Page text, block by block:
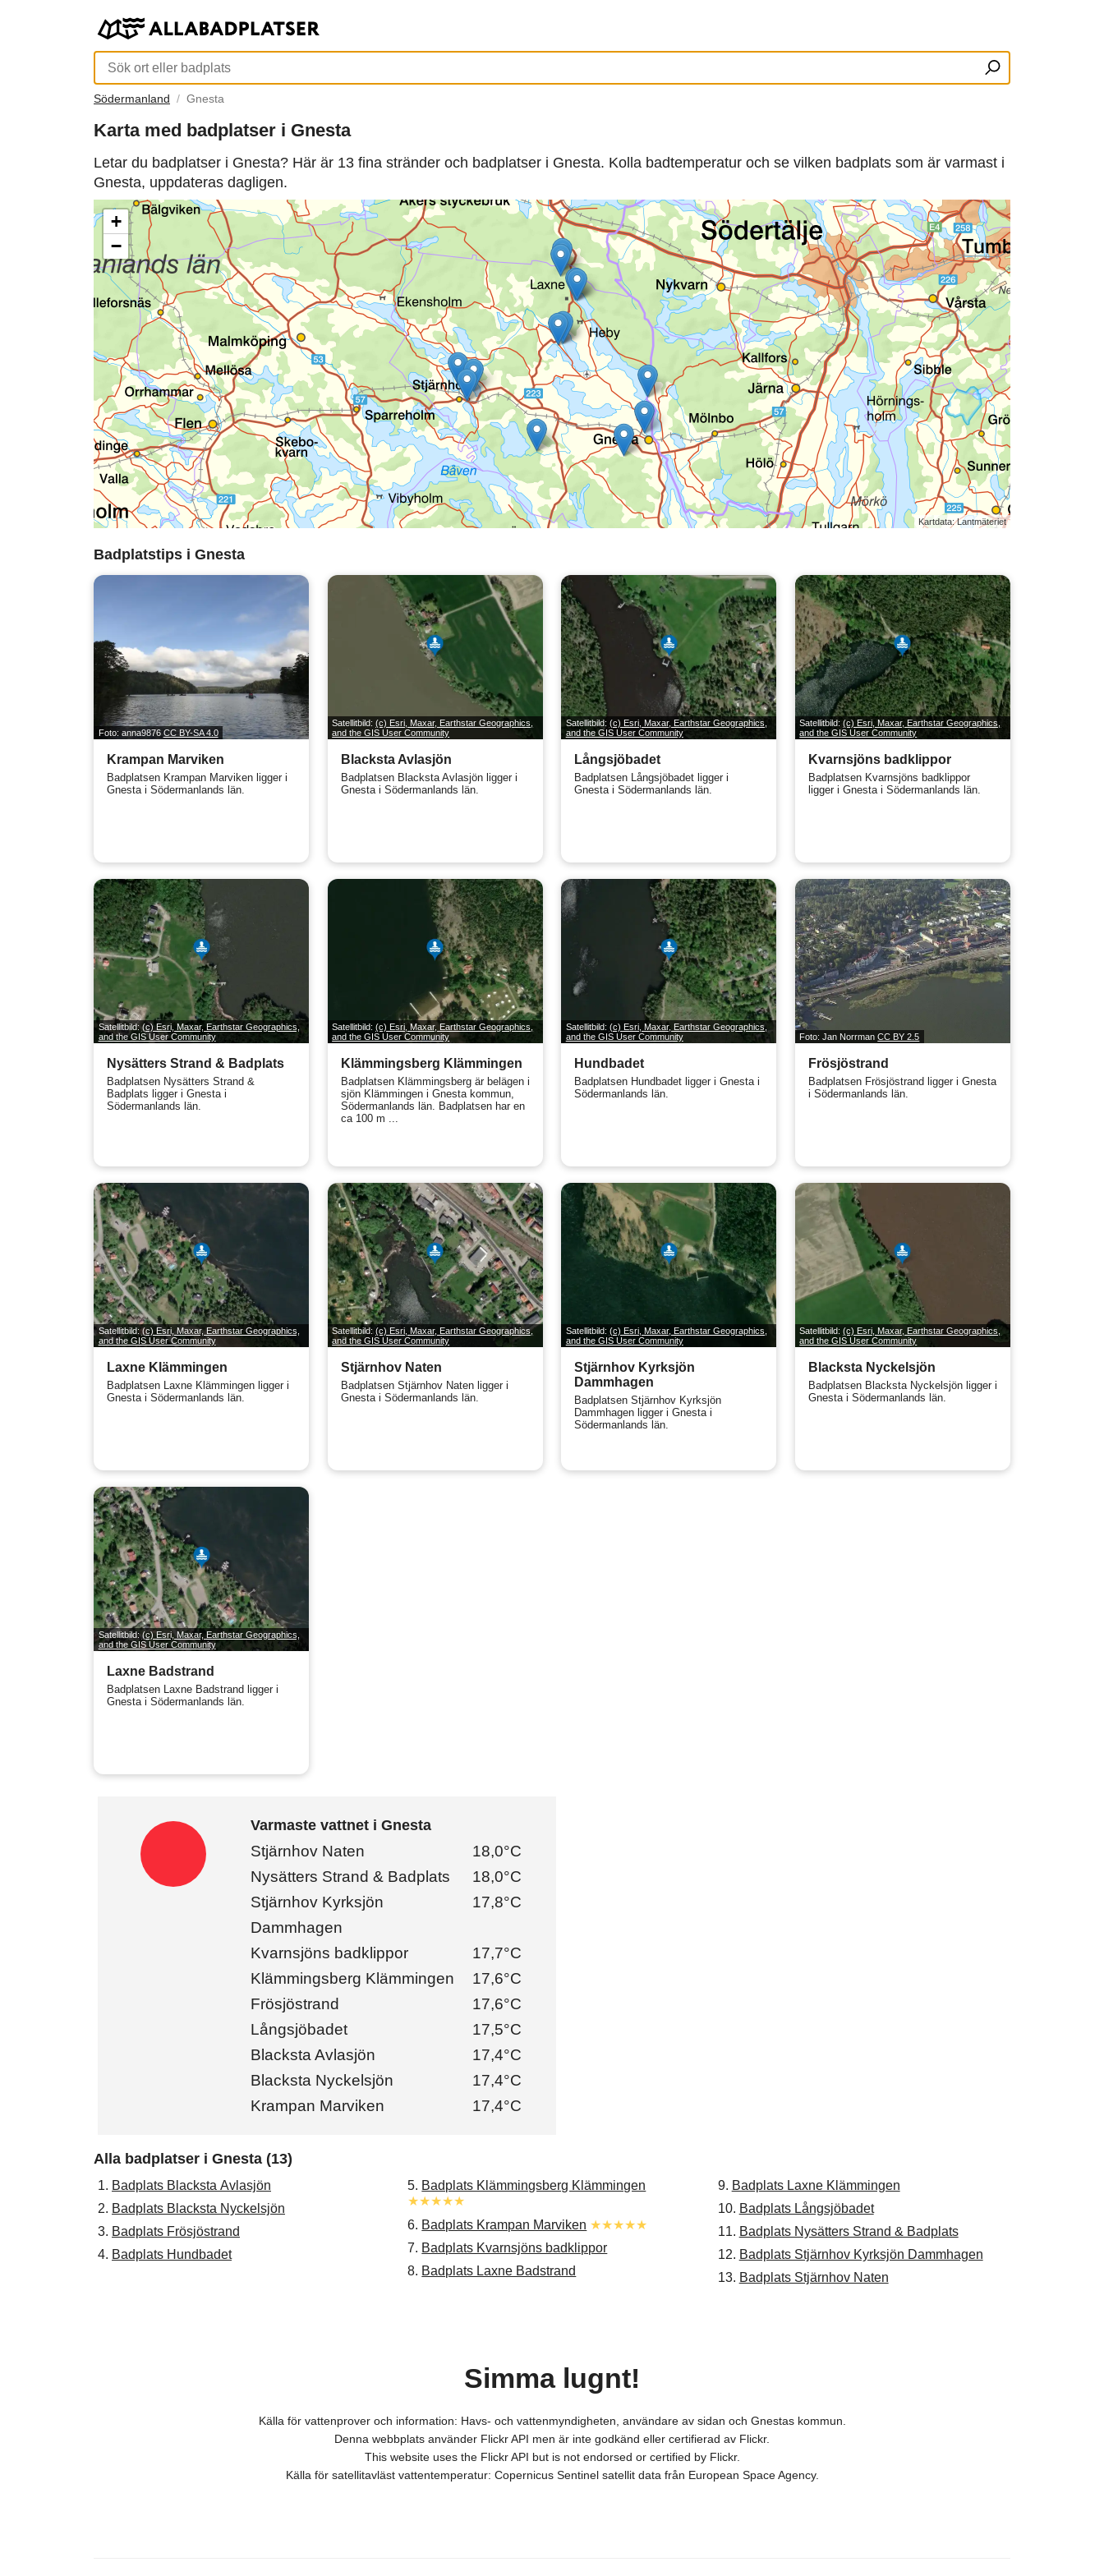
Södermanland Gnesta
Karta med badplatser i Gnesta
Letar du badplatser i Gnesta? Här är 13 fina stränder och badplatser i Gnesta. Kolla badtemperatur och se vilken badplats som är varmast i
Gnesta, uppdateras dagligen.
+
−
Kartdata: Lantmäteriet
Badplatstips i Gnesta
Foto: anna9876 CC BY-SA 4.0
Krampan Marviken
Badplatsen Krampan Marviken ligger i
Gnesta i Södermanlands län.
Satellitbild:(c) Esri, Maxar, Earthstar Geographics,
and the GIS User Community
Blacksta Avlasjön
Badplatsen Blacksta Avlasjön ligger i
Gnesta i Södermanlands län.
Satellitbild: (c) Esri, Maxar, Earthstar Geographics,
and the GIS User Community
Långsjöbadet
Badplatsen Långsjöbadet ligger i
Gnesta i Södermanlands län.
Satellitbild:(c) Esri, Maxar, Earthstar Geographics,
and the GIS User Community
Kvarnsjöns badklippor
Badplatsen Kvarnsjöns badklippor
ligger i Gnesta i Södermanlands län.
Satellitbild:(c) Esri, Maxar, Earthstar Geographics,
and the GIS User Community
Nysätters Strand & Badplats
Badplatsen Nysätters Strand &
Badplats ligger i Gnesta i
Södermanlands län.
Satellitbild:(c) Esri, Maxar, Earthstar Geographics,
and the GIS User Community
Klämmingsberg Klämmingen
Badplatsen Klämmingsberg är belägen i
sjön Klämmingen i Gnesta kommun,
Södermanlands län. Badplatsen har en
ca 100 m ...
Satellitbild: (c) Esri, Maxar, Earthstar Geographics,
and the GIS User Community
Hundbadet
Badplatsen Hundbadet ligger i Gnesta i
Södermanlands län.
Foto: Jan NorrmanCC BY 2.5
Frösjöstrand
Badplatsen Frösjöstrand ligger i Gnesta
i Södermanlands län.
Satellitbild:(c) Esri, Maxar, Earthstar Geographics,
and the GIS User Community
Laxne Klämmingen
Badplatsen Laxne Klämmingen ligger i
Gnesta i Södermanlands län.
Satellitbild:(c) Esri, Maxar, Earthstar Geographics,
and the GIS User Community
Stjärnhov Naten
Badplatsen Stjärnhov Naten ligger i
Gnesta i Södermanlands län.
Satellitbild: (c) Esri, Maxar, Earthstar Geographics,
and the GIS User Community
Stjärnhov Kyrksjön
Dammhagen
Badplatsen Stjärnhov Kyrksjön
Dammhagen ligger i Gnesta i
Södermanlands län.
Satellitbild:(c) Esri, Maxar, Earthstar Geographics,
and the GIS User Community
Blacksta Nyckelsjön
Badplatsen Blacksta Nyckelsjön ligger i
Gnesta i Södermanlands län.
Satellitbild:(c) Esri, Maxar, Earthstar Geographics,
and the GIS User Community
Laxne Badstrand
Badplatsen Laxne Badstrand ligger i
Gnesta i Södermanlands län.
Varmaste vattnet i Gnesta
Stjärnhov Naten
18,0°C
Nysätters Strand & Badplats
18,0°C
Stjärnhov Kyrksjön
Dammhagen
17,8°C
Kvarnsjöns badklippor
17,7°C
Klämmingsberg Klämmingen
17,6°C
Frösjöstrand
17,6°C
Långsjöbadet
17,5°C
Blacksta Avlasjön
17,4°C
Blacksta Nyckelsjön
17,4°C
Krampan Marviken
17,4°C
Alla badplatser i Gnesta (13)
1. Badplats Blacksta Avlasjön
2. Badplats Blacksta Nyckelsjön
3. Badplats Frösjöstrand
4. Badplats Hundbadet
5. Badplats Klämmingsberg Klämmingen
★★★★★
6. Badplats Krampan Marviken ★★★★★
7. Badplats Kvarnsjöns badklippor
8. Badplats Laxne Badstrand
9. Badplats Laxne Klämmingen
10. Badplats Långsjöbadet
11. Badplats Nysätters Strand & Badplats
12. Badplats Stjärnhov Kyrksjön Dammhagen
13. Badplats Stjärnhov Naten
Simma lugnt!
Källa för vattenprover och information: Havs- och vattenmyndigheten, användare av sidan och Gnestas kommun.
Denna webbplats använder Flickr API men är inte godkänd eller certifierad av Flickr.
This website uses the Flickr API but is not endorsed or certified by Flickr.
Källa för satellitavläst vattentemperatur: Copernicus Sentinel satellit data från European Space Agency.